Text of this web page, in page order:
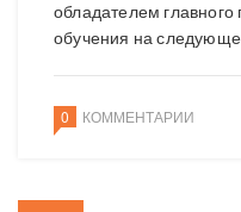
обладателем
обучения на
0 КОММЕНТАРИИ